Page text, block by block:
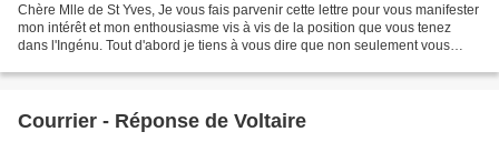
Chère Mlle de St Yves, Je vous fais parvenir cette lettre pour vous manifester
mon intérêt et mon enthousiasme vis à vis de la position que vous tenez
dans l'Ingénu. Tout d'abord je tiens à vous dire que non seulement vous
Courrier - Réponse de Voltaire